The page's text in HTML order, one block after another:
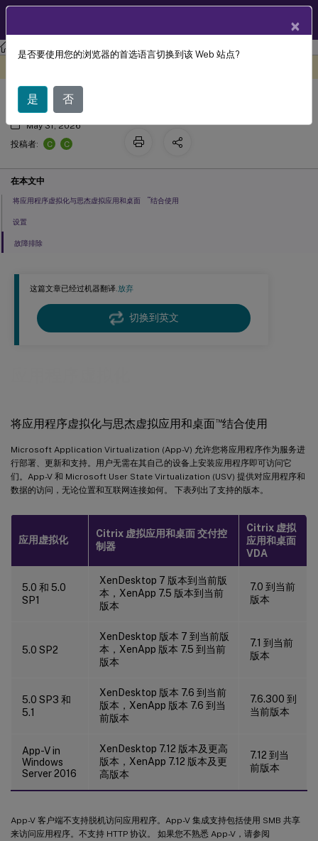
Citrix Virtual Apps and Desktops 7 2203 LTSR
这篇文章已经过机器翻译.放弃
切换到英文
将应用程序虚拟化与思杰虚拟应用和桌面™结合使用
Microsoft Application Virtualization (App-V) 允许您将应用程序作为服务进
行部署、更新和支持。用户无需在其自己的设备上安装应用程序即可访问它
们。App-V 和 Microsoft User State Virtualization (USV) 提供对应用程序和
数据的访问，无论位置和互联网连接如何。 下表列出了支持的版本。
应用虚拟化
Citrix 虚拟应用和桌面 交付控
制器
Citrix 虚拟
应用和桌面
VDA
5.0 和 5.0
SP1
XenDesktop 7 版本到当前版
本，XenApp 7.5 版本到当前
版本
7.0 到当前
版本
5.0 SP2
XenDesktop 版本 7 到当前版
本，XenApp 版本 7.5 到当前
版本
7.1 到当前
版本
5.0 SP3 和
5.1
XenDesktop 版本 7.6 到当前
版本，XenApp 版本 7.6 到当
前版本
7.6.300 到
当前版本
App-V in
Windows
Server 2016
XenDesktop 7.12 版本及更高
版本，XenApp 7.12 版本及更
高版本
7.12 到当
前版本
App-V 客户端不支持脱机访问应用程序。App-V 集成支持包括使用 SMB 共享
来访问应用程序。不支持 HTTP 协议。 如果您不熟悉 App-V，请参阅
应用程序虚拟化
May 31, 2026
投稿者:
C C
在本文中
将应用程序虚拟化与思杰虚拟应用和桌面 ™结合使用
设置
故障排除
×
是否要使用您的浏览器的首选语言切换到该 Web 站点?
是 否